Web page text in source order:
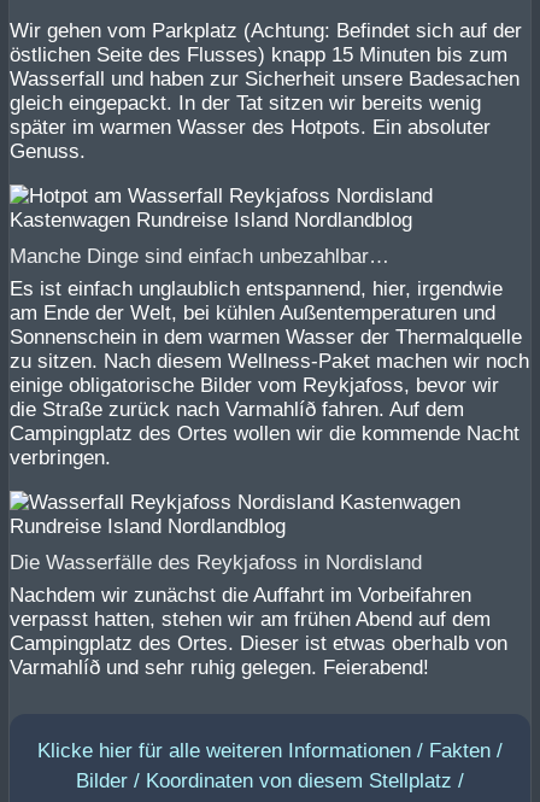
Wir gehen vom Parkplatz (Achtung: Befindet sich auf der
östlichen Seite des Flusses) knapp 15 Minuten bis zum
Wasserfall und haben zur Sicherheit unsere Badesachen
gleich eingepackt. In der Tat sitzen wir bereits wenig
später im warmen Wasser des Hotpots. Ein absoluter
Genuss.
Manche Dinge sind einfach unbezahlbar…
Es ist einfach unglaublich entspannend, hier, irgendwie
am Ende der Welt, bei kühlen Außentemperaturen und
Sonnenschein in dem warmen Wasser der Thermalquelle
zu sitzen. Nach diesem Wellness-Paket machen wir noch
einige obligatorische Bilder vom Reykjafoss, bevor wir
die Straße zurück nach Varmahlíð fahren. Auf dem
Campingplatz des Ortes wollen wir die kommende Nacht
verbringen.
Die Wasserfälle des Reykjafoss in Nordisland
Nachdem wir zunächst die Auffahrt im Vorbeifahren
verpasst hatten, stehen wir am frühen Abend auf dem
Campingplatz des Ortes. Dieser ist etwas oberhalb von
Varmahlíð und sehr ruhig gelegen. Feierabend!
Klicke hier für alle weiteren Informationen / Fakten /
Bilder / Koordinaten von diesem Stellplatz /